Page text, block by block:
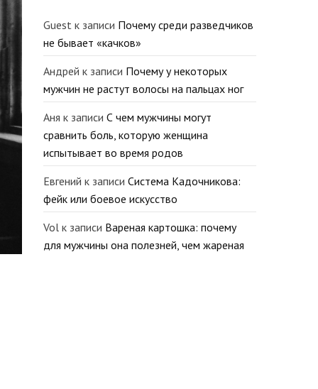
Guest к записи Почему среди разведчиков
не бывает «качков»
Андрей к записи Почему у некоторых
мужчин не растут волосы на пальцах ног
Аня к записи С чем мужчины могут
сравнить боль, которую женщина
испытывает во время родов
Евгений к записи Система Кадочникова:
фейк или боевое искусство
Vol к записи Вареная картошка: почему
для мужчины она полезней, чем жареная